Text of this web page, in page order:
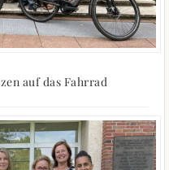
auf das Fahrrad